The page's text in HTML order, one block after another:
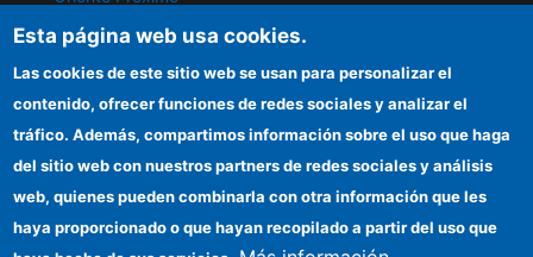
Instituto de Políticas y Bienes Públicos
IPP
Sede electrónica CSIC
Información para proveedores
Esta página web usa cookies.
Las cookies de este sitio web se usan para personalizar el
contenido, ofrecer funciones de redes sociales y analizar el
tráfico. Además, compartimos información sobre el uso que haga
del sitio web con nuestros partners de redes sociales y análisis
web, quienes pueden combinarla con otra información que les
haya proporcionado o que hayan recopilado a partir del uso que